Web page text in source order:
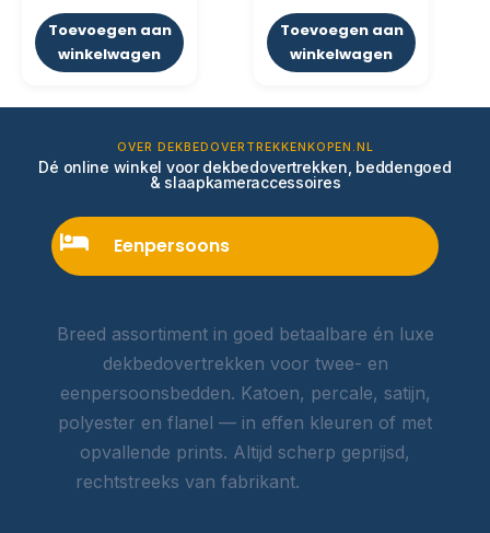
Toevoegen aan
winkelwagen
Toevoegen aan
winkelwagen
OVER DEKBEDOVERTREKKENKOPEN.NL
Dé online winkel voor dekbedovertrekken, beddengoed
& slaapkameraccessoires
Eenpersoons
Breed assortiment in goed betaalbare én luxe
dekbedovertrekken voor twee- en
eenpersoonsbedden. Katoen, percale, satijn,
polyester en flanel — in effen kleuren of met
opvallende prints. Altijd scherp geprijsd,
rechtstreeks van fabrikant.